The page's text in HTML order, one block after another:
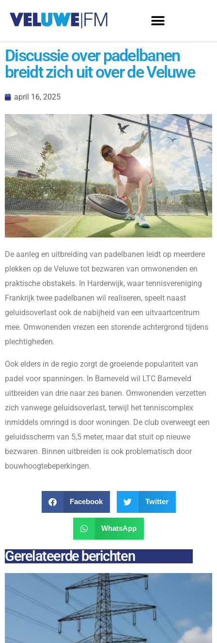
Discussie over padelbanen
breidt zich uit over de Veluwe
april 16, 2025
De aanleg en uitbreiding van padelbanen leidt op meerdere
plekken op de Veluwe tot bezwaren van omwonenden en
praktische obstakels. In Harderwijk, waar tennisvereniging
Frankrijk twee padelbanen wil realiseren, speelt naast
geluidsoverlast ook de nabijheid van een uitvaartcentrum
mee. Omwonenden vrezen een storende achtergrond tijdens
plechtigheden.
Ook elders in de regio zorgt de groeiende populariteit van
padel voor spanningen. In Barneveld wil LTC Barneveld
uitbreiden van drie naar zes banen. Omwonenden verzetten
zich vanwege geluidsoverlast, terwijl het tenniscomplex
inmiddels omringd is door woningen. De club overweegt een
geluidsscherm van 5,5 meter, maar dat stuit op nieuwe
bezwaren. Binnen uitbreiden is ook problematisch door
bouwhoogtebeperkingen.
Facebook Twitter
WhatsApp
Gerelateerde berichten